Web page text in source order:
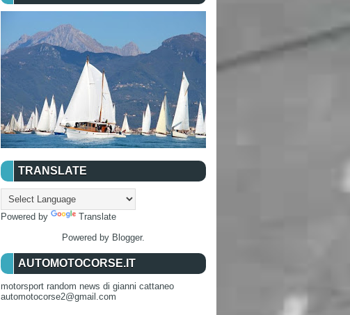
TRANSLATE
Powered by
Translate
Powered by Blogger.
AUTOMOTOCORSE.IT
motorsport random news di gianni cattaneo
automotocorse2@gmail.com